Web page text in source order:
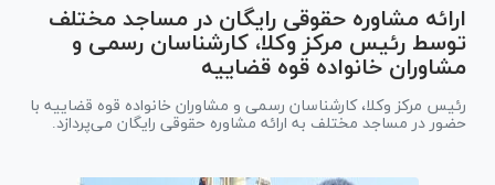
ارائه مشاوره حقوقی رایگان در مساجد مختلف
توسط رئیس مرکز وکلا، کارشناسان رسمی و
مشاوران خانواده قوه قضاییه
رئیس مرکز وکلا، کارشناسان رسمی و مشاوران خانواده قوه قضاییه با
حضور در مساجد مختلف به ارائه مشاوره حقوقی رایگان می‌پردازد.